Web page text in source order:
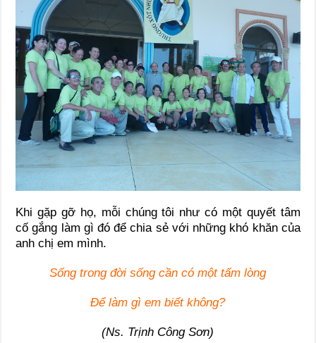
Khi gặp gỡ họ, mỗi chúng tôi như có một quyết tâm
cố gắng làm gì đó để chia sẻ với những khó khăn của
anh chị em mình.
Sống trong đời sống cần có một tấm lòng
Để làm gì em biết không?
(Ns. Trịnh Công Sơn)